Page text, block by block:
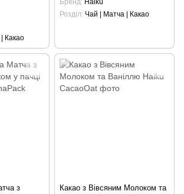
Какао
Бренд Haiku
Розділ Чай | Матча | Какао
з Какао з Вівсяним Молоком та